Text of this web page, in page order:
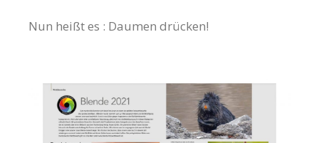
Nun heißt es : Daumen drücken!